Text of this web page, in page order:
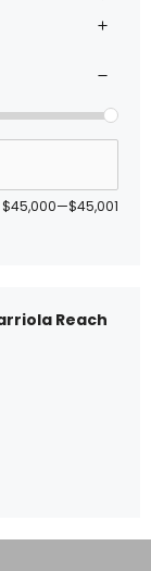
$45,000—$45,001
Reach